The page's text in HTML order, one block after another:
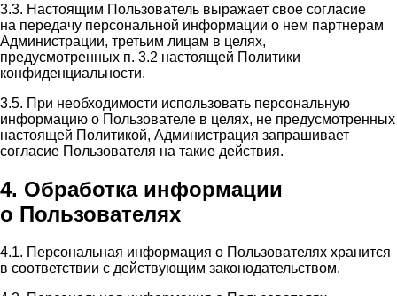
3.3. Настоящим Пользователь выражает свое согласие
на передачу персональной информации о нем партнерам
Администрации, третьим лицам в целях,
предусмотренных п. 3.2 настоящей Политики
конфиденциальности.
3.5. При необходимости использовать персональную
информацию о Пользователе в целях, не предусмотренных
настоящей Политикой, Администрация запрашивает
согласие Пользователя на такие действия.
4. Обработка информации
о Пользователях
4.1. Персональная информация о Пользователях хранится
в соответствии с действующим законодательством.